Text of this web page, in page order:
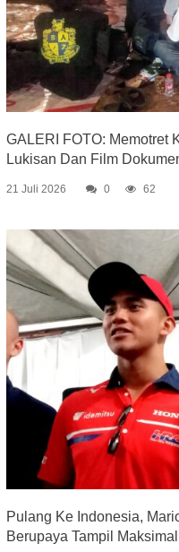
GALERI FOTO: Memotret
Lukisan Dan Film
21 Juli 2026 0 62
Pulang Ke Indonesia,
Berupaya Tampil